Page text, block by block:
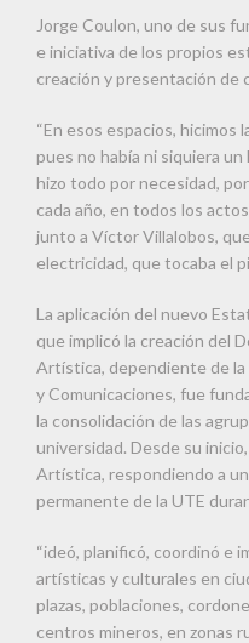
Jorge Coulon, uno de sus
e iniciativa de los propios
creación y presentación de
“En esos espacios, hicimos
pues no había ni siquiera
hizo todo por necesidad,
cada año, en todos los
junto a Víctor Villalobos,
electricidad, que tocaba el
La aplicación del nuevo
que implicó la creación del
Artística, dependiente de la
y Comunicaciones, fue
la consolidación de las
universidad. Desde su
Artística, respondiendo a
permanente de la UTE
“ideó, planificó, coordinó e
artísticas y culturales en
plazas, poblaciones,
centros mineros, en zonas